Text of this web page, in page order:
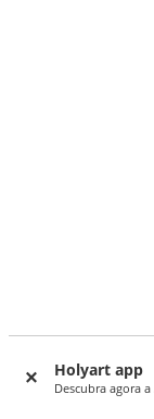
Holyart app
Descubra agora